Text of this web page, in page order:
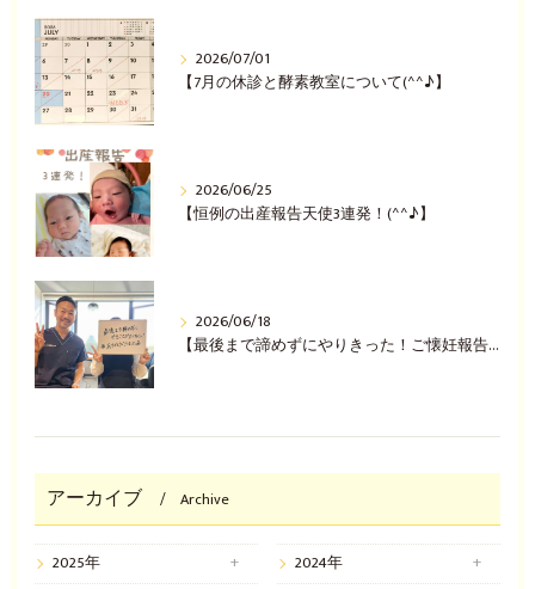
2026/07/01
【7月の休診と酵素教室について(^^♪】
2026/06/25
【恒例の出産報告天使3連発！(^^♪】
2026/06/18
【最後まで諦めずにやりきった！ご懐妊報告(^^♪】
アーカイブ Archive
2025年
2024年